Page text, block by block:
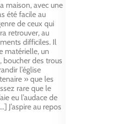
maison, avec une
été facile au
de ceux qui
retrouver, au
difficiles. Il
matérielle, un
boucher des trous
l’église
» que les
rare que le
eu l’audace de
J’aspire au repos